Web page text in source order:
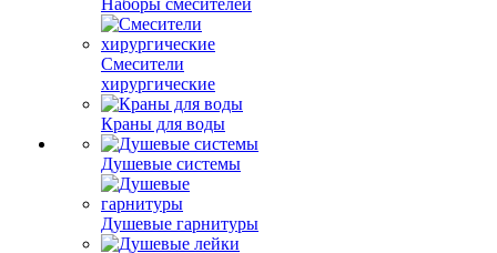
Наборы смесителей
Смесители
хирургические
Краны для воды
Душевые системы
Душевые гарнитуры